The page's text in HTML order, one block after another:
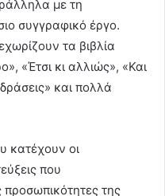
με τη
συγγραφικό έργο.
τα βιβλία
«Έτσι κι αλλιώς», «Και
και πολλά
κατέχουν οι
που
της